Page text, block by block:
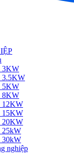
3KW
3.5KW
5KW
8KW
12KW
15KW
20KW
25kW
30kW
nghiệp